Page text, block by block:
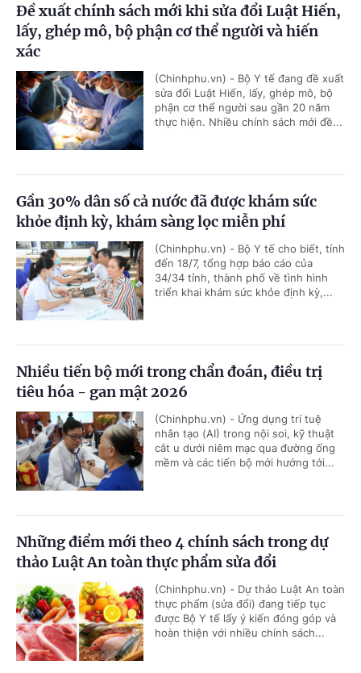
Đề xuất chính sách mới khi sửa đổi Luật Hiến,
lấy, ghép mô, bộ phận cơ thể người và hiến
xác
(Chinhphu.vn) - Bộ Y tế đang đề xuất
sửa đổi Luật Hiến, lấy, ghép mô, bộ
phận cơ thể người sau gần 20 năm
thực hiện. Nhiều chính sách mới đề...
Gần 30% dân số cả nước đã được khám sức
khỏe định kỳ, khám sàng lọc miễn phí
(Chinhphu.vn) - Bộ Y tế cho biết, tính
đến 18/7, tổng hợp báo cáo của
34/34 tỉnh, thành phố về tình hình
triển khai khám sức khỏe định kỳ,...
Nhiều tiến bộ mới trong chẩn đoán, điều trị
tiêu hóa - gan mật 2026
(Chinhphu.vn) - Ứng dụng trí tuệ
nhân tạo (AI) trong nội soi, kỹ thuật
cắt u dưới niêm mạc qua đường ống
mềm và các tiến bộ mới hướng tới...
Những điểm mới theo 4 chính sách trong dự
thảo Luật An toàn thực phẩm sửa đổi
(Chinhphu.vn) - Dự thảo Luật An toàn
thực phẩm (sửa đổi) đang tiếp tục
được Bộ Y tế lấy ý kiến đóng góp và
hoàn thiện với nhiều chính sách...